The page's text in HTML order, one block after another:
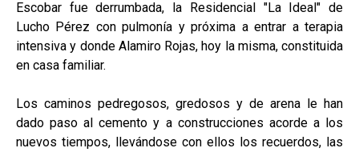
Escobar fue derrumbada, la Residencial "La Ideal" de
Lucho Pérez con pulmonía y próxima a entrar a terapia
intensiva y donde Alamiro Rojas, hoy la misma, constituida
en casa familiar.
Los caminos pedregosos, gredosos y de arena le han
dado paso al cemento y a construcciones acorde a los
nuevos tiempos, llevándose con ellos los recuerdos, las